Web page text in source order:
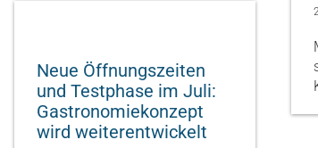
Neue Öffnungszeiten
und Testphase im Juli:
Gastronomiekonzept
wird weiterentwickelt